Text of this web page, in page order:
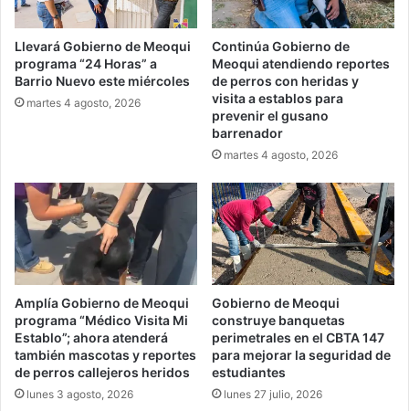
Llevará Gobierno de Meoqui
programa “24 Horas” a
Barrio Nuevo este miércoles
martes 4 agosto, 2026
Continúa Gobierno de
Meoqui atendiendo reportes
de perros con heridas y
visita a establos para
prevenir el gusano
barrenador
martes 4 agosto, 2026
Amplía Gobierno de Meoqui
programa “Médico Visita Mi
Establo”; ahora atenderá
también mascotas y reportes
de perros callejeros heridos
lunes 3 agosto, 2026
Gobierno de Meoqui
construye banquetas
perimetrales en el CBTA 147
para mejorar la seguridad de
estudiantes
lunes 27 julio, 2026